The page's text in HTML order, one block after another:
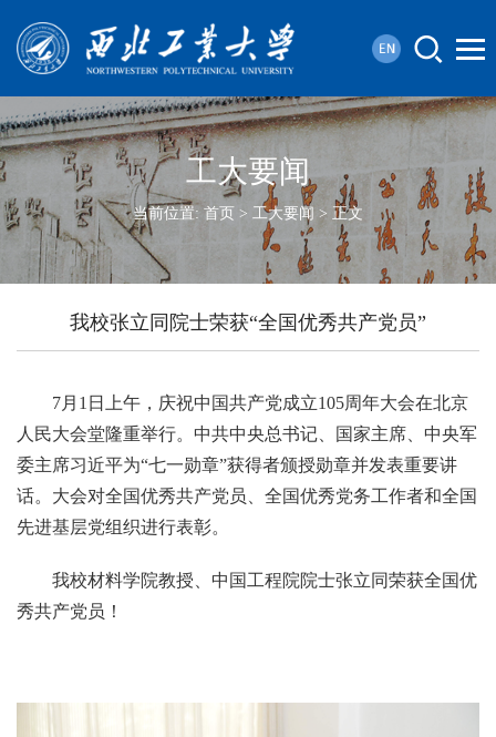
工大要闻
当前位置: 首页 > 工大要闻 > 正文
我校张立同院士荣获“全国优秀共产党员”
7月1日上午，庆祝中国共产党成立105周年大会在北京
人民大会堂隆重举行。中共中央总书记、国家主席、中央军
委主席习近平为“七一勋章”获得者颁授勋章并发表重要讲
话。大会对全国优秀共产党员、全国优秀党务工作者和全国
先进基层党组织进行表彰。
我校材料学院教授、中国工程院院士张立同荣获全国优
秀共产党员！